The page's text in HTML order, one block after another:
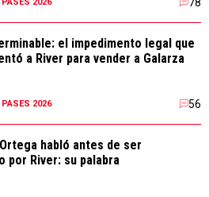
PASES 2026
el impedimento legal que
a River para vender a Galarza
PASES 2026 56
habló antes de ser
por River: su palabra